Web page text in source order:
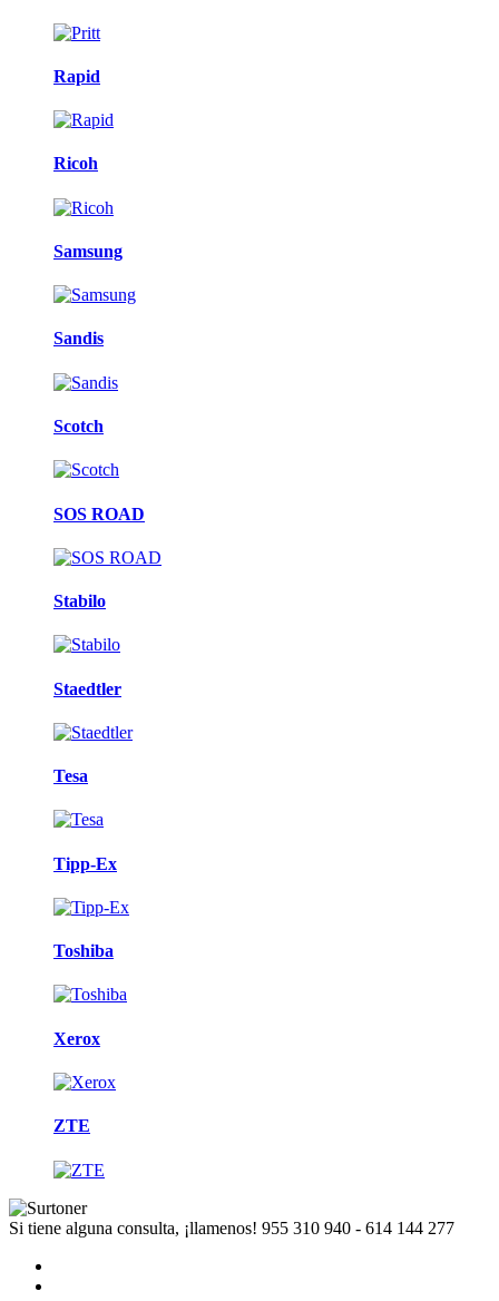
Rapid
Ricoh
Samsung
Sandis
Scotch
SOS ROAD
Stabilo
Staedtler
Tesa
Tipp-Ex
Toshiba
Xerox
ZTE
Si tiene alguna consulta, ¡llamenos! 955 310 940 - 614 144 277